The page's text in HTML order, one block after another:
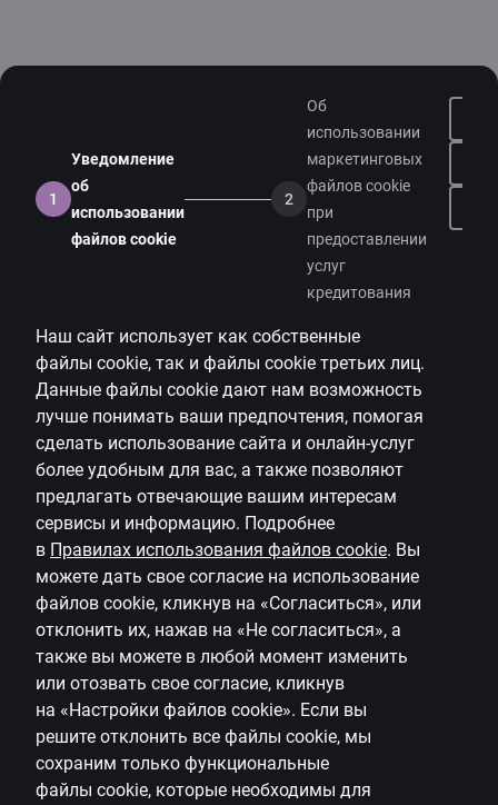
1
Уведомление
об
использовании
файлов cookie
2
Об
использовании
маркетинговых
файлов cookie
при
предоставлении
услуг
кредитования
Наш сайт использует как собственные
файлы cookie, так и файлы cookie третьих лиц.
Данные файлы cookie дают нам возможность
лучше понимать ваши предпочтения, помогая
сделать использование сайта и онлайн-услуг
более удобным для вас, а также позволяют
предлагать отвечающие вашим интересам
сервисы и информацию. Подробнее
в Правилах использования файлов cookie. Вы
можете дать свое согласие на использование
файлов cookie, кликнув на «Согласиться», или
отклонить их, нажав на «Не согласиться», а
также вы можете в любой момент изменить
или отозвать свое согласие, кликнув
на «Настройки файлов cookie». Если вы
решите отклонить все файлы cookie, мы
сохраним только функциональные
файлы cookie, которые необходимы для